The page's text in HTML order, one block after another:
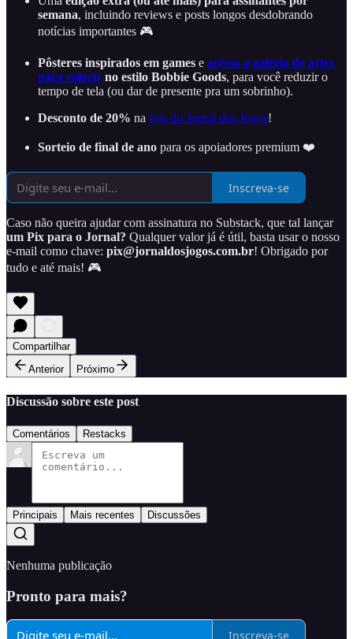
semana, incluindo reviews e posts longos desdobrando
notícias importantes 🎮
Pôsteres inspirados em games e acesso à galeria de artes
para colorir no estilo Bobbie Goods, para você reduzir o
tempo de tela (ou dar de presente pra um sobrinho).
Desconto de 20% na loja do Jornal dos Jogos!
Sorteio de final de ano para os apoiadores premium ❤️
Inscreva-se
Caso não queira ajudar com assinatura no Substack, que tal lançar
um Pix para o Jornal? Qualquer valor já é útil, basta usar o nosso
e-mail como chave: pix@jornaldosjogos.com.br! Obrigado por
tudo e até mais! 🎮
Compartilhar
Anterior
Próximo
Discussão sobre este post
Comentários Restacks
Principais Mais recentes Discussões
Nenhuma publicação
Pronto para mais?
Inscreva-se